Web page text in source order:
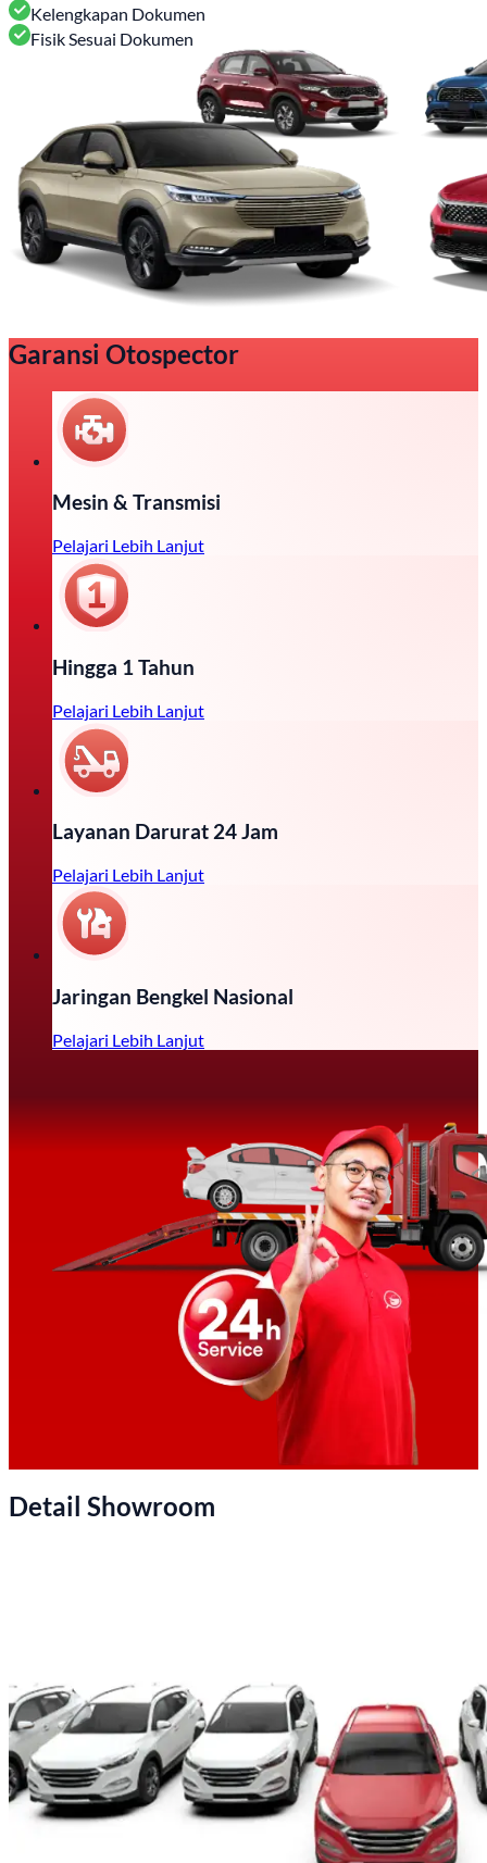
Kelengkapan Dokumen
Fisik Sesuai Dokumen
Garansi Otospector
Mesin & Transmisi
Pelajari Lebih Lanjut
Hingga 1 Tahun
Pelajari Lebih Lanjut
Layanan Darurat 24 Jam
Pelajari Lebih Lanjut
Jaringan Bengkel Nasional
Pelajari Lebih Lanjut
Detail Showroom